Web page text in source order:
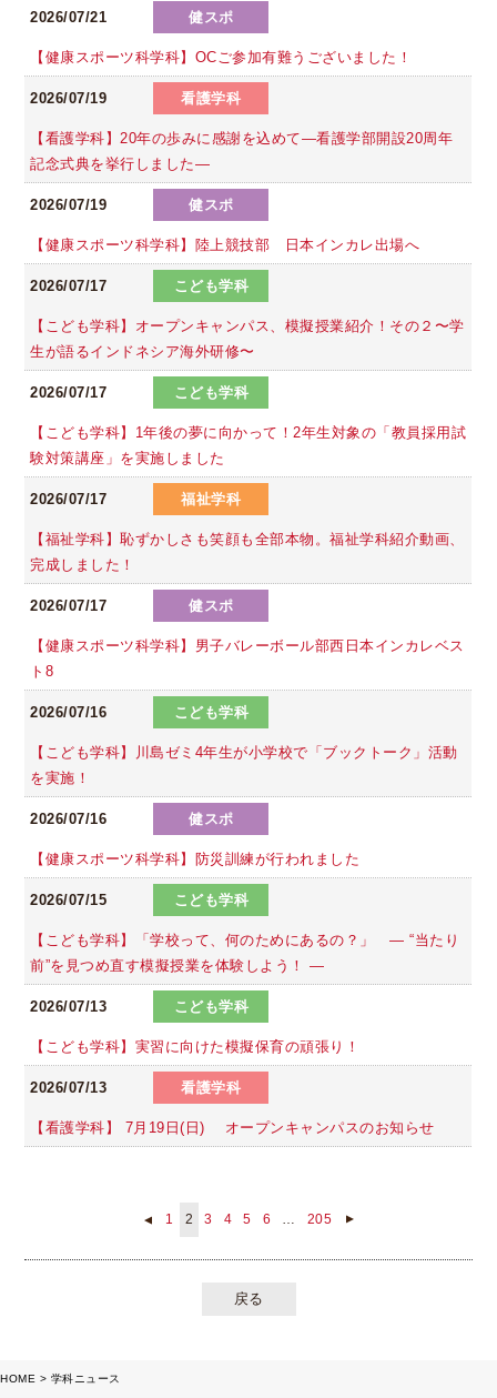
2026/07/21 健スポ
【健康スポーツ科学科】OCご参加有難うございました！
2026/07/19 看護学科
【看護学科】20年の歩みに感謝を込めて―看護学部開設20周年
記念式典を挙行しました―
2026/07/19 健スポ
【健康スポーツ科学科】陸上競技部 日本インカレ出場へ
2026/07/17 こども学科
【こども学科】オープンキャンパス、模擬授業紹介！その２〜学
生が語るインドネシア海外研修〜
2026/07/17 こども学科
【こども学科】1年後の夢に向かって！2年生対象の「教員採用試
験対策講座」を実施しました
2026/07/17 福祉学科
【福祉学科】恥ずかしさも笑顔も全部本物。福祉学科紹介動画、
完成しました！
2026/07/17 健スポ
【健康スポーツ科学科】男子バレーボール部西日本インカレベス
ト8
2026/07/16 こども学科
【こども学科】川島ゼミ4年生が小学校で「ブックトーク」活動
を実施！
2026/07/16 健スポ
【健康スポーツ科学科】防災訓練が行われました
2026/07/15 こども学科
【こども学科】「学校って、何のためにあるの？」 ― “当たり
前”を見つめ直す模擬授業を体験しよう！ ―
2026/07/13 こども学科
【こども学科】実習に向けた模擬保育の頑張り！
2026/07/13 看護学科
【看護学科】 7月19日(日) オープンキャンパスのお知らせ
▲ 1 2 3 4 5 6 … 205 ▲
戻る
HOME 学科ニュース